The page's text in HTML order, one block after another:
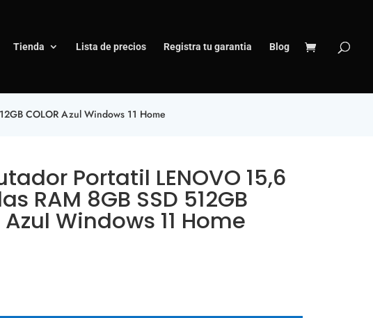
Tienda Lista de precios Registra tu garantia Blog
COLOR Azul Windows 11 Home
Portatil LENOVO 15,6
RAM 8GB SSD 512GB
Azul Windows 11 Home